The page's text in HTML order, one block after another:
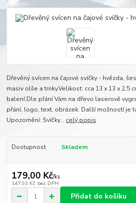
Dřevěný svícen na čajové svíčky - hvězda,
masiv olše a trnky.Velikost: cca 13 x 13 x 2,5
balení.Dle přání Vám na dřevo laserově
přání, logo, text, obrázek. Další možností je
Upozornění: Svíčky... celý popis
Dostupnost Skladem
179,00 Kč/ks
147,93 Kč bez DPH
Přidat do košíku